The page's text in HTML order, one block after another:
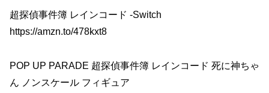
超探偵事件簿 レインコード -Switch
https://amzn.to/478kxt8
POP UP PARADE 超探偵事件簿 レインコード 死に神ちゃ
ん ノンスケール フィギュア